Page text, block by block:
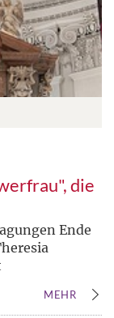
die
Ende
MEHR